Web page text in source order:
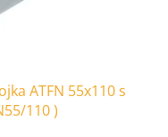
ATFN 55x110 s
110 )